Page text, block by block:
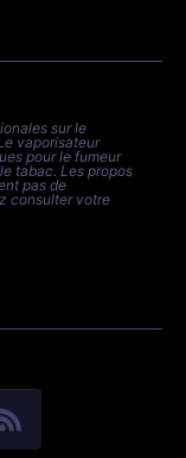
sur le
vaporisateur
pour le fumeur
tabac. Les propos
pas de
consulter votre